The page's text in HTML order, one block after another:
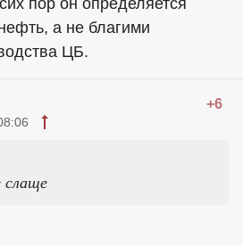
пор он определяется
а не благими
ЦБ.
+6
слаще